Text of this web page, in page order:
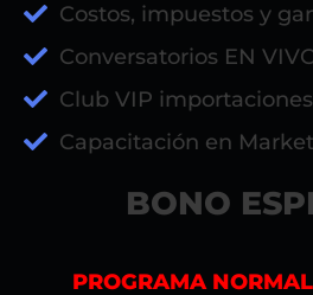
Costos, impuestos y
Conversatorios EN
Club VIP
Capacitación en
BONO
PROGRAMA